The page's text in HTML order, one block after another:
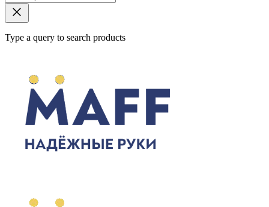
Type a query to search products